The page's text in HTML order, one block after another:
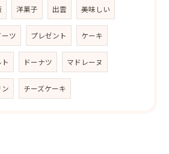
洋菓子 出雲 美味しい
ーツ プレゼント ケーキ
ドーナツ マドレーヌ
ン チーズケーキ